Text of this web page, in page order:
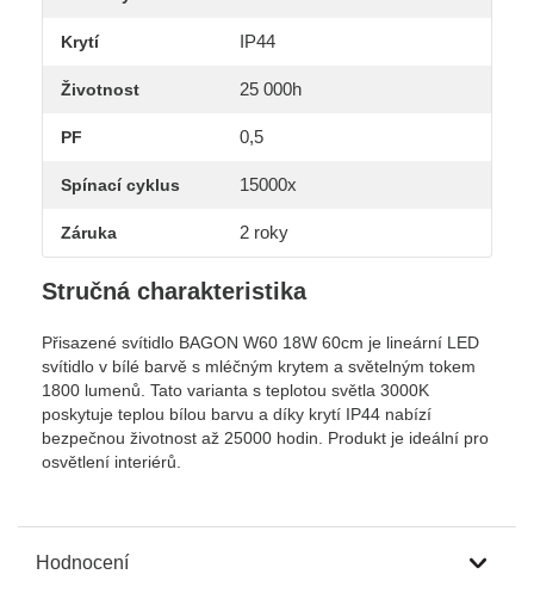
Krytí IP44
Životnost 25 000h
PF 0,5
Spínací cyklus 15000x
Záruka 2 roky
Stručná charakteristika
Přisazené svítidlo BAGON W60 18W 60cm je lineární LED
svítidlo v bílé barvě s mléčným krytem a světelným tokem
1800 lumenů. Tato varianta s teplotou světla 3000K
poskytuje teplou bílou barvu a díky krytí IP44 nabízí
bezpečnou životnost až 25000 hodin. Produkt je ideální pro
osvětlení interiérů.
Hodnocení